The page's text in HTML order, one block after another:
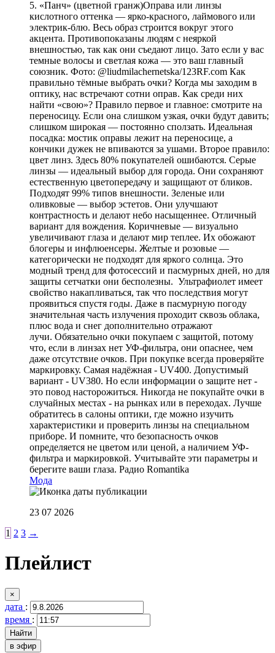
5. «Панч» (цветной гранж)Оправа или линзы
кислотного оттенка — ярко-красного, лаймового или
электрик-блю. Весь образ строится вокруг этого
акцента. Противопоказаны людям с неяркой
внешностью, так как они съедают лицо. Зато если у вас
темные волосы и светлая кожа — это ваш главный
союзник. Фото: @liudmilachernetska/123RF.com Как
правильно тёмные выбрать очки? Когда мы заходим в
оптику, нас встречают сотни оправ. Как среди них
найти «свою»? Правило первое и главное: смотрите на
переносицу. Если она слишком узкая, очки будут давить;
слишком широкая — постоянно сползать. Идеальная
посадка: мостик оправы лежит на переносице, а
кончики дужек не впиваются за ушами. Второе правило:
цвет линз. Здесь 80% покупателей ошибаются. Серые
линзы — идеальный выбор для города. Они сохраняют
естественную цветопередачу и защищают от бликов.
Подходят 99% типов внешности. Зеленые или
оливковые — выбор эстетов. Они улучшают
контрастность и делают небо насыщеннее. Отличный
вариант для вождения. Коричневые — визуально
увеличивают глаза и делают мир теплее. Их обожают
блогеры и инфлюенсеры. Желтые и розовые —
категорически не подходят для яркого солнца. Это
модный тренд для фотосессий и пасмурных дней, но для
защиты сетчатки они бесполезны. Ультрафиолет имеет
свойство накапливаться, так что последствия могут
проявиться спустя годы. Даже в пасмурную погоду
значительная часть излучения проходит сквозь облака,
плюс вода и снег дополнительно отражают
лучи. Обязательно очки покупаем с защитой, потому
что, если в линзах нет УФ-фильтра, они опаснее, чем
даже отсутствие очков. При покупке всегда проверяйте
маркировку. Самая надёжная - UV400. Допустимый
вариант - UV380. Но если информации о защите нет -
это повод насторожиться. Никогда не покупайте очки в
случайных местах - на рынках или в переходах. Лучше
обратитесь в салоны оптики, где можно изучить
характеристики и проверить линзы на специальном
приборе. И помните, что безопасность очков
определяется не цветом или ценой, а наличием УФ-
фильтра и маркировкой. Учитывайте эти параметры и
берегите ваши глаза. Радио Romantika
Мода
23 07 2026
1 2 3 →
Плейлист
×
дата :
время :
в эфир